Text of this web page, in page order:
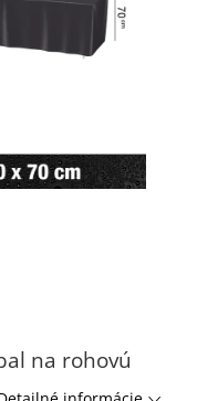
na rohovú